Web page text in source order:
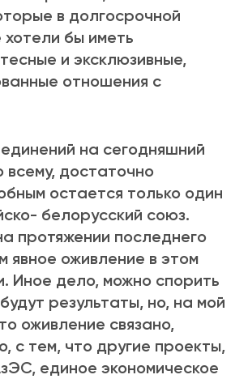
в долгосрочной
хотели бы иметь
и эксклюзивные,
отношения с
на сегодняшний
всему, достаточно
остается только один
белорусский союз.
протяжении последнего
явное оживление в этом
Иное дело, можно спорить
результаты, но, на мой
оживление связано,
с тем, что другие проекты,
единое экономическое